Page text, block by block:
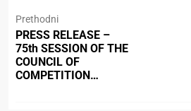
Prethodni
PRESS RELEASE –
75th SESSION OF THE
COUNCIL OF
COMPETITION…